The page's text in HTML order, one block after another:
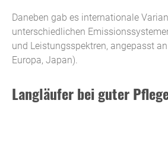
Daneben gab es internationale
unterschiedlichen
und Leistungsspektren, angepasst
Europa, Japan).
Langläufer bei guter